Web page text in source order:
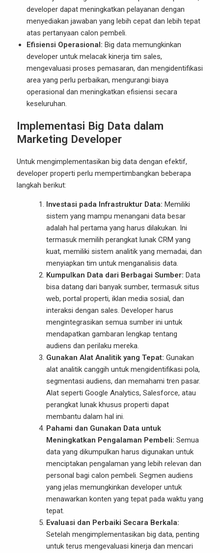
developer dapat meningkatkan pelayanan dengan
menyediakan jawaban yang lebih cepat dan lebih tepat
atas pertanyaan calon pembeli.
Efisiensi Operasional: Big data memungkinkan
developer untuk melacak kinerja tim sales,
mengevaluasi proses pemasaran, dan mengidentifikasi
area yang perlu perbaikan, mengurangi biaya
operasional dan meningkatkan efisiensi secara
keseluruhan.
Implementasi Big Data dalam
Marketing Developer
Untuk mengimplementasikan big data dengan efektif,
developer properti perlu mempertimbangkan beberapa
langkah berikut:
Investasi pada Infrastruktur Data: Memiliki
sistem yang mampu menangani data besar
adalah hal pertama yang harus dilakukan. Ini
termasuk memilih perangkat lunak CRM yang
kuat, memiliki sistem analitik yang memadai, dan
menyiapkan tim untuk menganalisis data.
Kumpulkan Data dari Berbagai Sumber: Data
bisa datang dari banyak sumber, termasuk situs
web, portal properti, iklan media sosial, dan
interaksi dengan sales. Developer harus
mengintegrasikan semua sumber ini untuk
mendapatkan gambaran lengkap tentang
audiens dan perilaku mereka.
Gunakan Alat Analitik yang Tepat: Gunakan
alat analitik canggih untuk mengidentifikasi pola,
segmentasi audiens, dan memahami tren pasar.
Alat seperti Google Analytics, Salesforce, atau
perangkat lunak khusus properti dapat
membantu dalam hal ini.
Pahami dan Gunakan Data untuk
Meningkatkan Pengalaman Pembeli: Semua
data yang dikumpulkan harus digunakan untuk
menciptakan pengalaman yang lebih relevan dan
personal bagi calon pembeli. Segmen audiens
yang jelas memungkinkan developer untuk
menawarkan konten yang tepat pada waktu yang
tepat.
Evaluasi dan Perbaiki Secara Berkala:
Setelah mengimplementasikan big data, penting
untuk terus mengevaluasi kinerja dan mencari